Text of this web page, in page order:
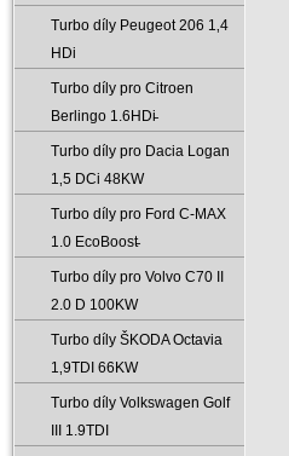
Turbo díly Peugeot 206 1‚4
HDi
Turbo díly pro Citroen
Berlingo 1.6HDi̵
Turbo díly pro Dacia Logan
1‚5 DCi 48KW
Turbo díly pro Ford C-MAX
1.0 EcoBoost̵
Turbo díly pro Volvo C70 II
2.0 D 100KW
Turbo díly ŠKODA Octavia
1‚9TDI 66KW
Turbo díly Volkswagen Golf
III 1.9TDI